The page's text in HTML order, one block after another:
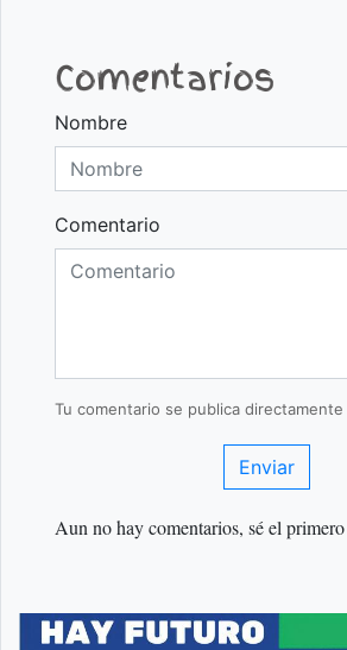
Comentarios
Nombre
Comentario
Tu comentario se publica directamente
Enviar
Aun no hay comentarios, sé el